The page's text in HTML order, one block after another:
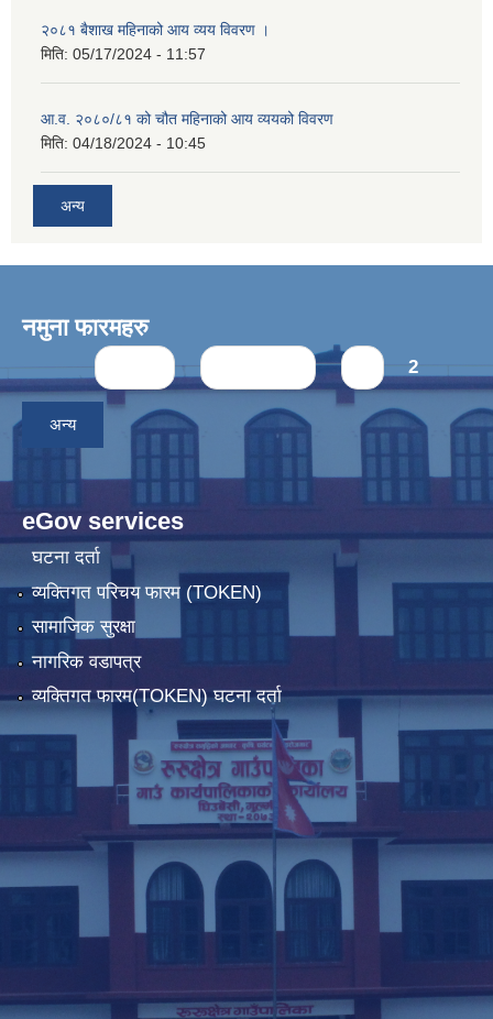
२०८१ बैशाख महिनाको आय व्यय विवरण ।
मिति: 05/17/2024 - 11:57
आ.व. २०८०/८१ को चौत महिनाको आय व्ययको विवरण
मिति: 04/18/2024 - 10:45
अन्य
नमुना फारमहरु
Pages 2
अन्य
eGov services
घटना दर्ता
व्यक्तिगत परिचय फारम (TOKEN)
सामाजिक सुरक्षा
नागरिक वडापत्र
व्यक्तिगत फारम(TOKEN) घटना दर्ता